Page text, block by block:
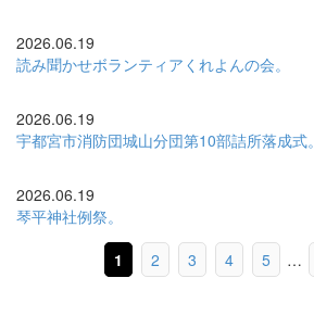
2026.06.19
読み聞かせボランティアくれよんの会。
2026.06.19
宇都宮市消防団城山分団第10部詰所落成式。
2026.06.19
琴平神社例祭。
1
2 3 4 5 …